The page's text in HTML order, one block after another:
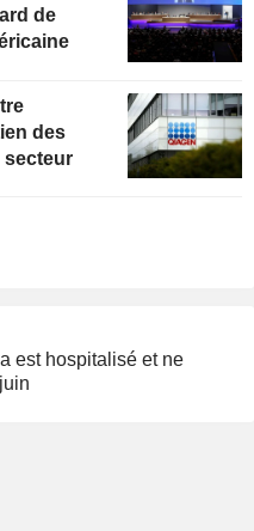
de
des
secteur
est hospitalisé et ne